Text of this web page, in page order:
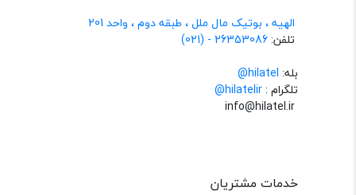
الهیه ، بوتیک مال ملل ، طبقه دوم ، واحد 201
تلفن:26353086 - (021)
بله: hilatel@
تلگرام :@hilatelir
خدمات مشتریان